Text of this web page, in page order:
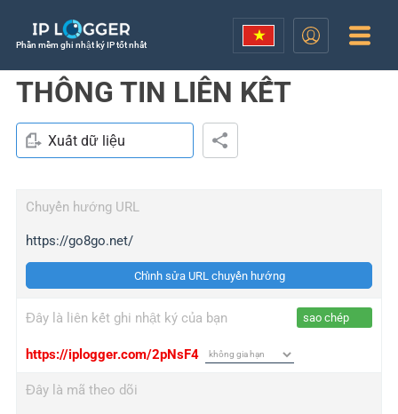
Phần mềm ghi nhật ký IP tốt nhất
THÔNG TIN LIÊN KẾT
Xuất dữ liệu
Chuyển hướng URL
https://go8go.net/
Chỉnh sửa URL chuyển hướng
Đây là liên kết ghi nhật ký của bạn sao chép
https://iplogger.com/2pNsF4
Đây là mã theo dõi